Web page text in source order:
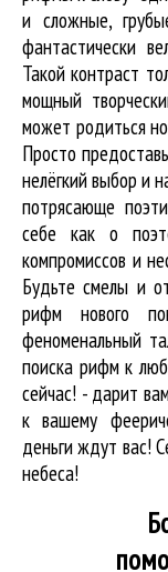
и сложные,
фантастически
Такой контраст
мощный
может родиться
Просто
нелёгкий выбор и
потрясающе
себе как о
компромиссов и
Будьте смелы и
рифм нового
феноменальный
поиска рифмк
сейчас! - дарит
к вашему
деньги ждут вас!
небеса!